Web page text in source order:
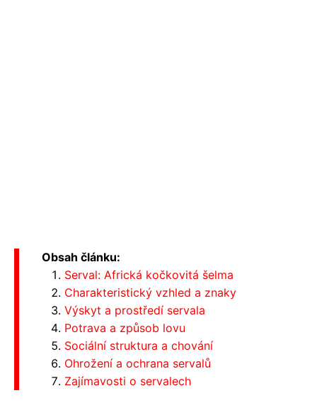
Obsah článku:
Serval: Africká kočkovitá šelma
Charakteristický vzhled a znaky
Výskyt a prostředí servala
Potrava a způsob lovu
Sociální struktura a chování
Ohrožení a ochrana servalů
Zajímavosti o servalech